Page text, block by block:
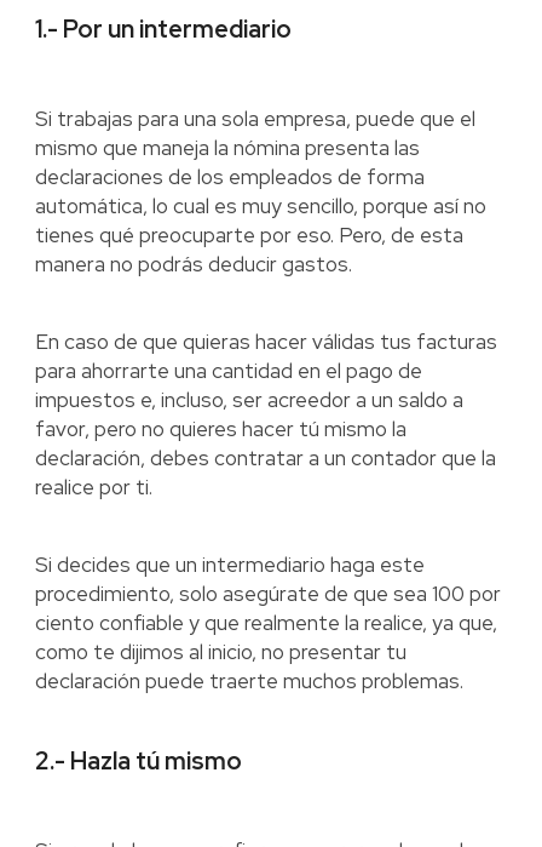
1.- Por un intermediario
Si trabajas para una sola empresa, puede que el
mismo que maneja la nómina presenta las
declaraciones de los empleados de forma
automática, lo cual es muy sencillo, porque así no
tienes qué preocuparte por eso. Pero, de esta
manera no podrás deducir gastos.
En caso de que quieras hacer válidas tus facturas
para ahorrarte una cantidad en el pago de
impuestos e, incluso, ser acreedor a un saldo a
favor, pero no quieres hacer tú mismo la
declaración, debes contratar a un contador que la
realice por ti.
Si decides que un intermediario haga este
procedimiento, solo asegúrate de que sea 100 por
ciento confiable y que realmente la realice, ya que,
como te dijimos al inicio, no presentar tu
declaración puede traerte muchos problemas.
2.- Hazla tú mismo